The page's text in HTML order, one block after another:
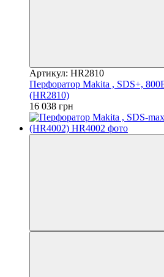
Артикул: HR2810
Перфоратор Makita , SDS+,
(HR2810)
16 038 грн